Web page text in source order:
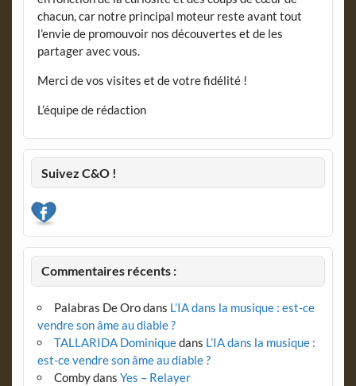
chacun, car notre principal moteur reste avant tout
l’envie de promouvoir nos découvertes et de les
partager avec vous.
Merci de vos visites et de votre fidélité !
L’équipe de rédaction
Suivez C&O !
Commentaires récents :
Palabras De Orodans L’IA dans la musique : est-ce
vendre son âme au diable ?
TALLARIDA Dominiquedans L’IA dans la musique :
est-ce vendre son âme au diable ?
Combydans Yes – Relayer